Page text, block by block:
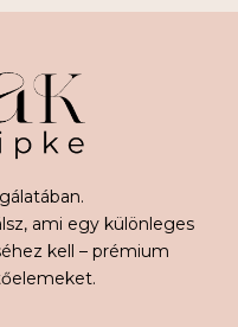
ami egy különleges
kell – prémium